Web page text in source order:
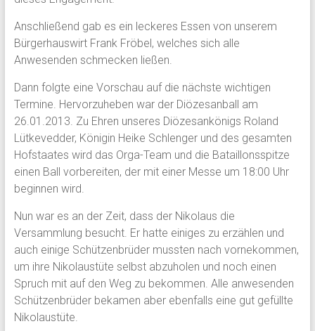
Anschließend gab es ein leckeres Essen von unserem
Bürgerhauswirt Frank Fröbel, welches sich alle
Anwesenden schmecken ließen.
Dann folgte eine Vorschau auf die nächste wichtigen
Termine. Hervorzuheben war der Diözesanball am
26.01.2013. Zu Ehren unseres Diözesankönigs Roland
Lütkevedder, Königin Heike Schlenger und des gesamten
Hofstaates wird das Orga-Team und die Bataillonsspitze
einen Ball vorbereiten, der mit einer Messe um 18:00 Uhr
beginnen wird.
Nun war es an der Zeit, dass der Nikolaus die
Versammlung besucht. Er hatte einiges zu erzählen und
auch einige Schützenbrüder mussten nach vornekommen,
um ihre Nikolaustüte selbst abzuholen und noch einen
Spruch mit auf den Weg zu bekommen. Alle anwesenden
Schützenbrüder bekamen aber ebenfalls eine gut gefüllte
Nikolaustüte.